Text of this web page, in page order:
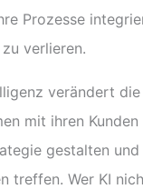
Prozesse
verlieren.
verändert
mit ihren
gestalten und
treffen. Wer KI